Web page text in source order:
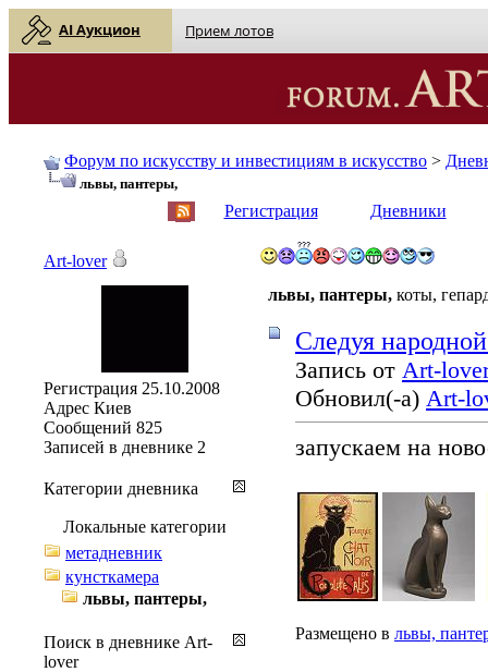
AI Аукцион Прием лотов
Форум по искусству и инвестициям в искусство >
львы, пантеры,
Регистрация Дневники
львы, пантеры, коты,
Cледуя
Запись от Art-
Обновил(-а) Art-
запускаем на
Размещено в львы,
Art-lover
Регистрация 25.10.2008
Адрес Киев
Сообщений 825
Записей в дневнике 2
Категории дневника
Локальные категории
метадневник
кунсткамера
львы, пантеры,
Поиск в дневнике Art-
lover